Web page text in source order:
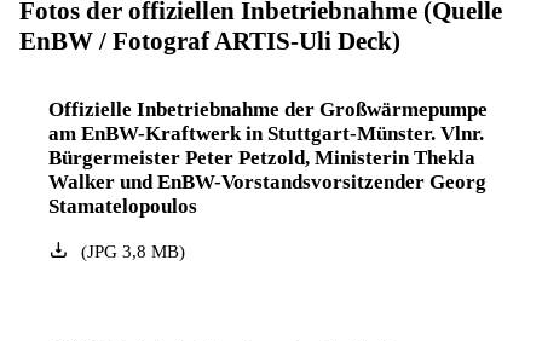
Fotos der offiziellen Inbetriebnahme (Quelle
EnBW / Fotograf ARTIS-Uli Deck)
Offizielle Inbetriebnahme der Großwärmepumpe
am EnBW-Kraftwerk in Stuttgart-Münster. Vlnr.
Bürgermeister Peter Petzold, Ministerin Thekla
Walker und EnBW-Vorstandsvorsitzender Georg
Stamatelopoulos
(JPG3,8 MB)